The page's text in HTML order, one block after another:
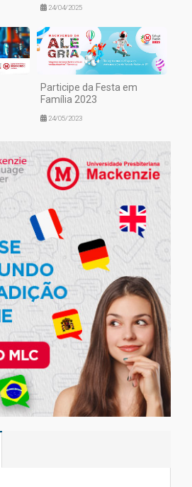
24/04/2025
Participe da Festa em
Família 2023
24/05/2023